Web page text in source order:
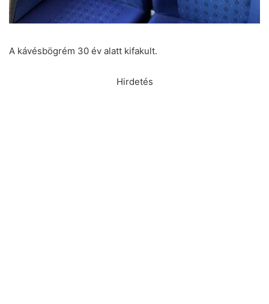
A kávésbögrém 30 év alatt kifakult.
Hirdetés